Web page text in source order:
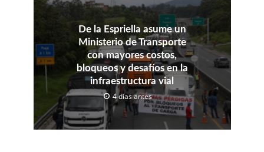
De la Espriella asume un
Ministerio de Transporte
con mayores costos,
bloqueos y desafíos en la
infraestructura vial
4 días antes